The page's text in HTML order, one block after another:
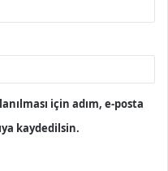
için adım, e-posta
kaydedilsin.